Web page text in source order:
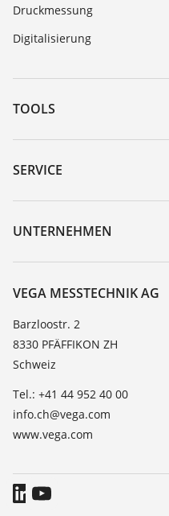
Druckmessung
Digitalisierung
TOOLS
Download-Center
Gerätesuche (Seriennummer)
DTM Collection/PACTware
SERVICE
Geräterücksendung
Trainings
Beständigkeitsliste
TeamViewer
UNTERNEHMEN
Über VEGA
Kontakt
News
Presse
VEGA MESSTECHNIK AG
Barzloostr. 2
8330 PFÄFFIKON ZH
Schweiz
Tel.: +41 44 952 40 00
info.ch@vega.com
www.vega.com